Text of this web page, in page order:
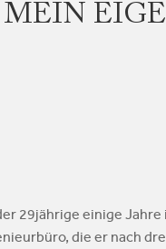
29jährige einige Jahre
die er nach